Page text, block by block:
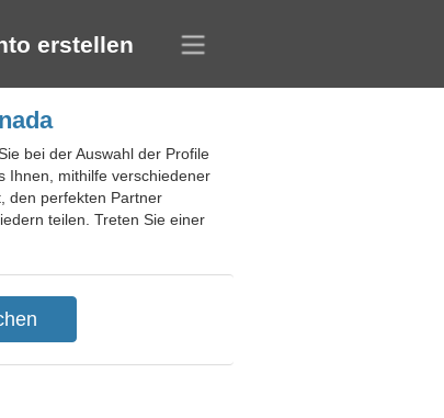
erstellen
bei der Auswahl der Profile
Ihnen, mithilfe verschiedener
den perfekten Partner
teilen. Treten Sie einer